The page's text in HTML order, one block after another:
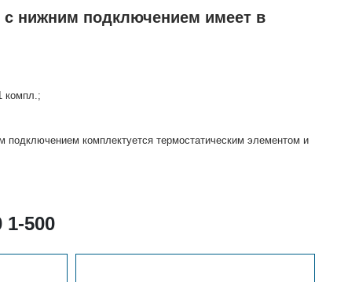
с нижним подключением имеет в
компл.;
подключением комплектуется термостатическим элементом и
500